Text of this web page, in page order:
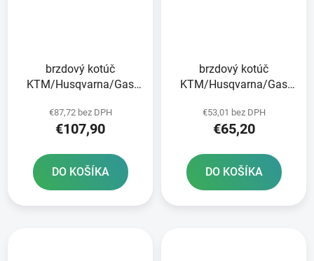
brzdový kotúč
KTM/Husqvarna/Gas
€87,72 bez DPH
€107,90
DO KOŠÍKA
brzdový kotúč
KTM/Husqvarna/Gas
€53,01 bez DPH
€65,20
DO KOŠÍKA